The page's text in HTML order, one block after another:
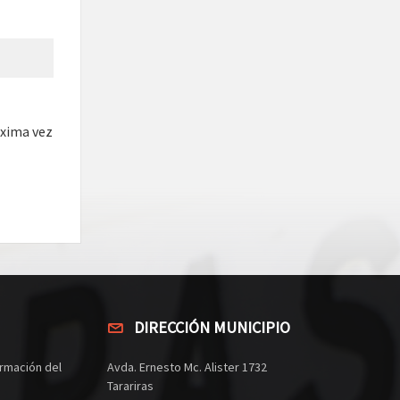
vez
del
DIRECCIÓN MUNICIPIO
Avda. Ernesto Mc. Alister 1732
Tarariras